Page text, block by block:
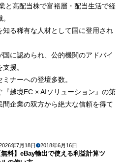
と高配当株で富裕層・配当生活で経
る稀有な人材として国に登用され
に認められ、公的機関のアドバイ
援。
ナーへの登壇多数。
『越境EC × AIソリューション』の第
企業の双方から絶大な信頼を得て
年7月18日 2018年6月16日
無料】eBay輸出で使える利益計算ツ